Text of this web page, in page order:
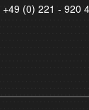
+49 (0) 221 - 920